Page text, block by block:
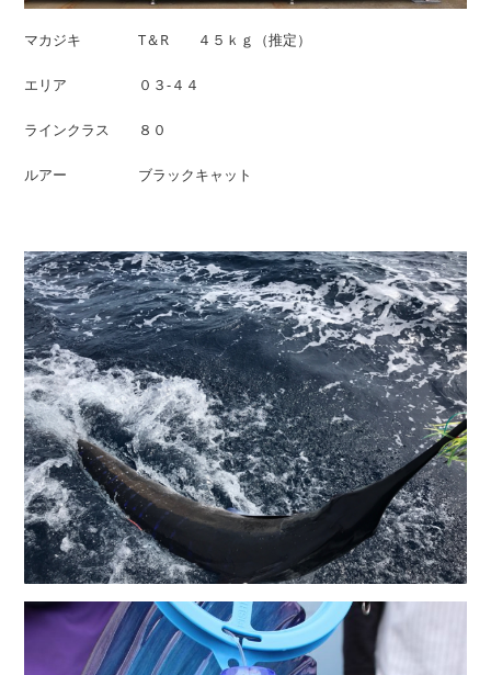
マカジキ T＆R ４５ｋｇ（推定）
エリア ０３-４４
ラインクラス ８０
ルアー ブラックキャット